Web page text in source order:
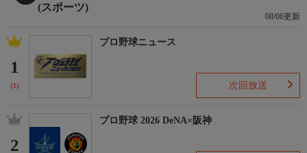
(スポーツ)
08/06更新
1
(1)
プロ野球ニュース
次回放送
2
プロ野球 2026 DeNA×阪神